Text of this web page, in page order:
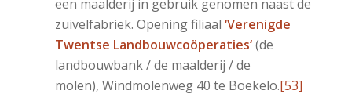
een maalderij in gebruik genomen naast de
zuivelfabriek. Opening filiaal ‘Verenigde
Twentse Landbouwcoöperaties‘(de
landbouwbank / de maalderij / de
molen), Windmolenweg 40 te Boekelo.[53]